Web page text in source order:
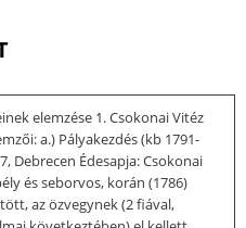
elemzése 1. Csokonai Vitéz
a.) Pályakezdés (kb 1791-
Debrecen Édesapja: Csokonai
és seborvos, korán (1786)
az özvegynek (2 fiával,